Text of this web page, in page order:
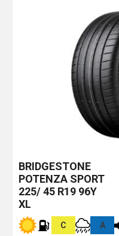
BRIDGESTONE
POTENZA SPORT
225/ 45 R19 96Y
XL
C A